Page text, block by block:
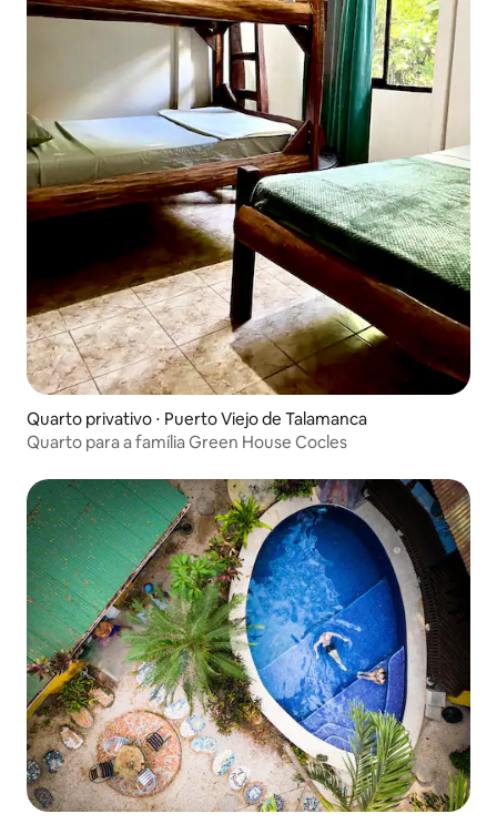
Quarto privativo ⋅ Puerto Viejo de Talamanca
Quarto para a família Green House Cocles